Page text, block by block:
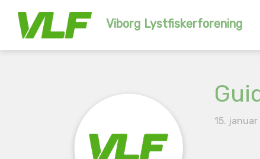
Viborg Lystfiskerforening
15.